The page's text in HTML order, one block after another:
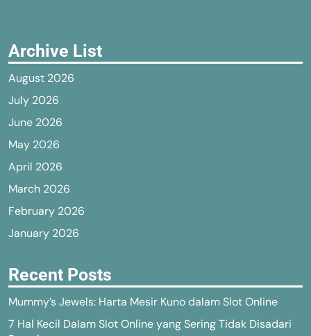
Archive List
August 2026
July 2026
June 2026
May 2026
April 2026
March 2026
February 2026
January 2026
Recent Posts
Mummy’s Jewels: Harta Mesir Kuno dalam Slot Online
7 Hal Kecil Dalam Slot Online yang Sering Tidak Disadari